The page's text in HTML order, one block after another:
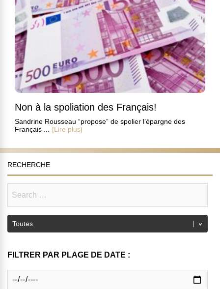
Non à la spoliation des Français!
Sandrine Rousseau “propose” de spolier l’épargne des
Français ...
[Lire plus]
RECHERCHE
FILTRER PAR PLAGE DE DATE :